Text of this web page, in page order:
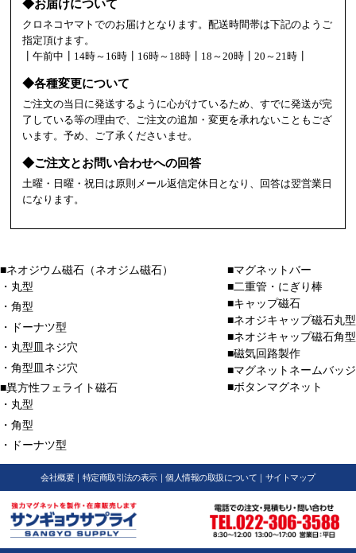
◆お届けについて
クロネコヤマトでのお届けとなります。配送時間帯は下記のようご
指定頂けます。
┃午前中┃14時～16時┃16時～18時┃18～20時┃20～21時┃
◆各種変更について
ご注文の当日に発送するように心がけているため、すでに発送が完
了している等の理由で、ご注文の追加・変更を承れないこともござ
います。予め、ご了承くださいませ。
◆ご注文とお問い合わせへの回答
土曜・日曜・祝日は原則メール返信定休日となり、回答は翌営業日
になります。
■ネオジウム磁石（ネオジム磁石）
・丸型
・角型
・ドーナツ型
・丸型皿ネジ穴
・角型皿ネジ穴
■異方性フェライト磁石
・丸型
・角型
・ドーナツ型
■マグネットバー
■二重管・にぎり棒
■キャップ磁石
■ネオジキャップ磁石丸型
■ネオジキャップ磁石角型
■磁気回路製作
■マグネットネームバッジ
■ボタンマグネット
会社概要｜ 特定商取引法の表示｜個人情報の取扱について サイトマップ